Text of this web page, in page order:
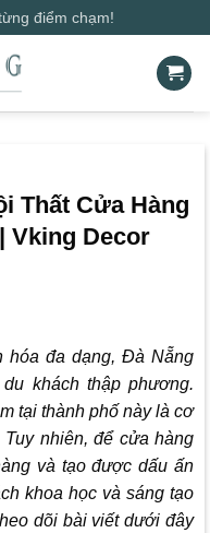
điểm chạm!
Thất Cửa Hàng
Vking Decor
hóa đa dạng, Đà Nẵng
khách thập phương.
tại thành phố này là cơ
nhiên, để cửa hàng
và tạo được dấu ấn
khoa học và sáng tạo
dõi bài viết dưới đây